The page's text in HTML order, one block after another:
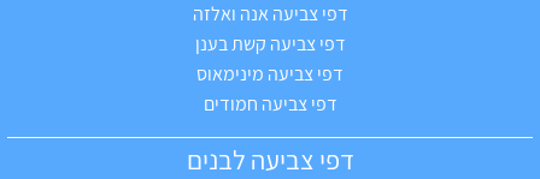
דפי צביעה אנה ואלזה
דפי צביעה קשת בענן
דפי צביעה מינימאוס
דפי צביעה חמודים
דפי צביעה לבנים